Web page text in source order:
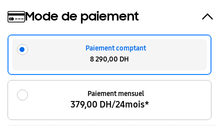
Mode de paiement
Paiement comptant
8 290,00 DH
Paiement mensuel
379,00 DH/24mois*